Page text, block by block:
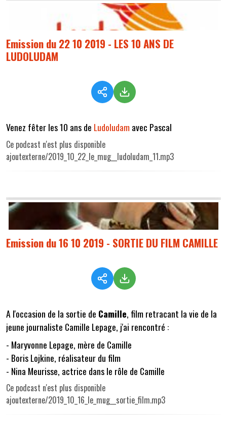
Emission du 22 10 2019 - LES 10 ANS DE
LUDOLUDAM
Venez fêter les 10 ans de Ludoludamavec Pascal
Ce podcast n'est plus disponible
ajoutexterne/2019_10_22_le_mug__ludoludam_11.mp3
Emission du 16 10 2019 - SORTIE DU FILM CAMILLE
A l'occasion de la sortie de Camille, film retracant la vie de la
jeune journaliste Camille Lepage, j'ai rencontré :
- Maryvonne Lepage, mère de Camille
- Boris Lojkine, réalisateur du film
- Nina Meurisse, actrice dans le rôle de Camille
Ce podcast n'est plus disponible
ajoutexterne/2019_10_16_le_mug__sortie_film.mp3